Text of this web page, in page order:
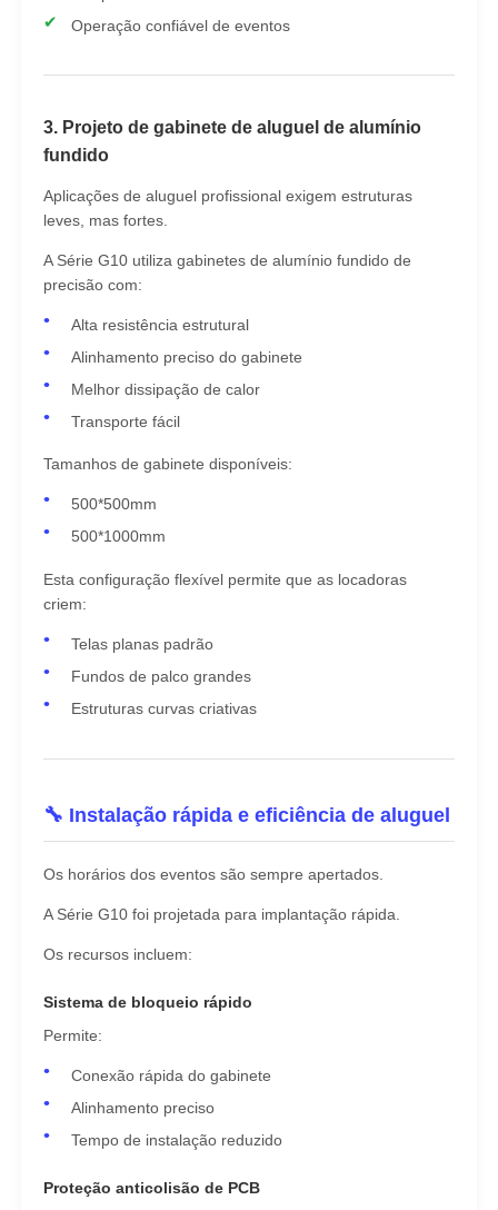
Operação confiável de eventos
3. Projeto de gabinete de aluguel de alumínio
fundido
Aplicações de aluguel profissional exigem estruturas
leves, mas fortes.
A Série G10 utiliza gabinetes de alumínio fundido de
precisão com:
Alta resistência estrutural
Alinhamento preciso do gabinete
Melhor dissipação de calor
Transporte fácil
Tamanhos de gabinete disponíveis:
500*500mm
500*1000mm
Esta configuração flexível permite que as locadoras
criem:
Telas planas padrão
Fundos de palco grandes
Estruturas curvas criativas
🔧 Instalação rápida e eficiência de aluguel
Os horários dos eventos são sempre apertados.
A Série G10 foi projetada para implantação rápida.
Os recursos incluem:
Sistema de bloqueio rápido
Permite:
Conexão rápida do gabinete
Alinhamento preciso
Tempo de instalação reduzido
Proteção anticolisão de PCB